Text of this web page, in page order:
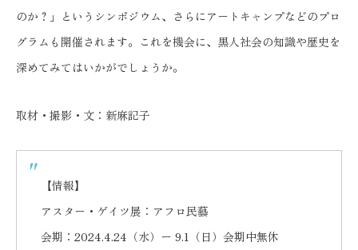
のか？」というシンポジウム、さらにアートキャンプなどのプロ
グラムも開催されます。これを機会に、黒人社会の知識や歴史を
深めてみてはいかがでしょうか。
取材・撮影・文：新麻記子
【情報】
アスター・ゲイツ展：アフロ民藝
会期：2024.4.24（水）ー 9.1（日）会期中無休